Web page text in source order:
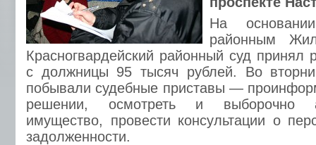
На
районным
Красногвардейский районный суд принял
с должницы 95 тысяч рублей. Во
побывали судебные приставы —
решении, осмотреть и выборочно
имущество, провести консультации о
задолженности.